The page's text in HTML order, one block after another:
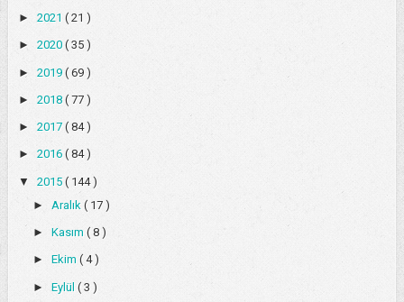
► 2021 ( 21 )
► 2020 ( 35 )
► 2019 ( 69 )
► 2018 ( 77 )
► 2017 ( 84 )
► 2016 ( 84 )
▼ 2015 ( 144 )
► Aralık ( 17 )
► Kasım ( 8 )
► Ekim ( 4 )
► Eylül ( 3 )